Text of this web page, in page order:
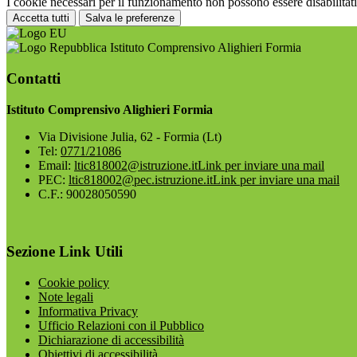
Accetta tutti Salva le preferenze
Istituto Comprensivo Alighieri Formia
Contatti
Istituto Comprensivo Alighieri Formia
Via Divisione Julia, 62 - Formia (Lt)
Tel: 0771/21086
Email: ltic818002@istruzione.itLink per inviare una mail
PEC: ltic818002@pec.istruzione.itLink per inviare una mail
C.F.: 90028050590
Sezione Link Utili
Cookie policy
Note legali
Informativa Privacy
Ufficio Relazioni con il Pubblico
Dichiarazione di accessibilità
Obiettivi di accessibilità